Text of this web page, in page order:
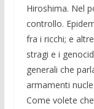
Hiroshima. Nel
controllo.
fra i ricchi; e
stragi e i
generali che
armamenti
Come volete